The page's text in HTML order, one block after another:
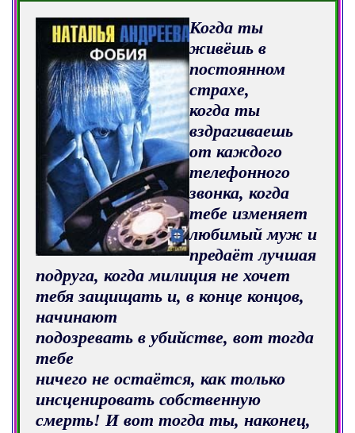
Когда ты
живёшь в
постоянном
страхе,
когда ты
вздрагиваешь
от каждого
телефонного
звонка, когда
тебе изменяет
любимый муж и
предаёт лучшая
подруга, когда милиция не хочет
тебя защищать и, в конце концов,
начинают
подозревать в убийстве, вот тогда
тебе
ничего не остаётся, как только
инсценировать собственную
смерть! И вот тогда ты, наконец,